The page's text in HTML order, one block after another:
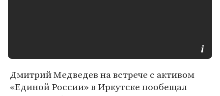
Дмитрий Медведев на встрече с активом
«Единой России» в Иркутске пообещал